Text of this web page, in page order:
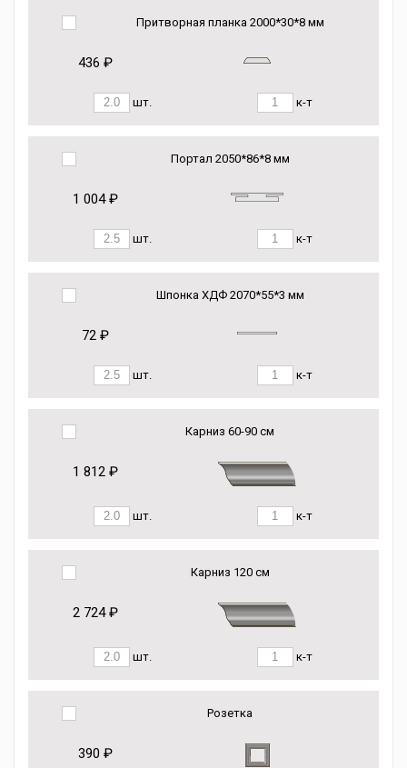
Притворная планка 2000*30*8 мм
436 ₽
шт. к-т
Портал 2050*86*8 мм
1 004 ₽
шт. к-т
Шпонка ХДФ 2070*55*3 мм
72 ₽
шт. к-т
Карниз 60-90 см
1 812 ₽
шт. к-т
Карниз 120 см
2 724 ₽
шт. к-т
Розетка
390 ₽